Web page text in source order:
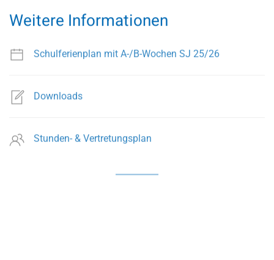
Weitere Informationen
Schulferienplan mit A-/B-Wochen SJ 25/26
Downloads
Stunden- & Vertretungsplan